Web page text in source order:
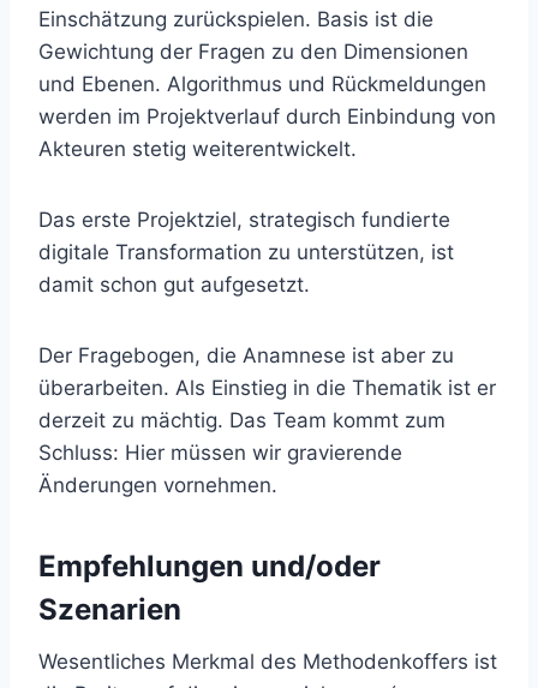
Einschätzung zurückspielen. Basis ist die
Gewichtung der Fragen zu den Dimensionen
und Ebenen. Algorithmus und Rückmeldungen
werden im Projektverlauf durch Einbindung von
Akteuren stetig weiterentwickelt.
Das erste Projektziel, strategisch fundierte
digitale Transformation zu unterstützen, ist
damit schon gut aufgesetzt.
Der Fragebogen, die Anamnese ist aber zu
überarbeiten. Als Einstieg in die Thematik ist er
derzeit zu mächtig. Das Team kommt zum
Schluss: Hier müssen wir gravierende
Änderungen vornehmen.
Empfehlungen und/oder
Szenarien
Wesentliches Merkmal des Methodenkoffers ist